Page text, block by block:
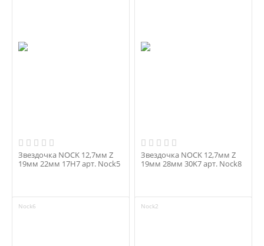
Звездочка NOCK 12,7мм Z
19мм 22мм 17H7 арт. Nock5
Звездочка NOCK 12,7мм Z
19мм 28мм 30K7 арт. Nock8
Nock6 Nock2